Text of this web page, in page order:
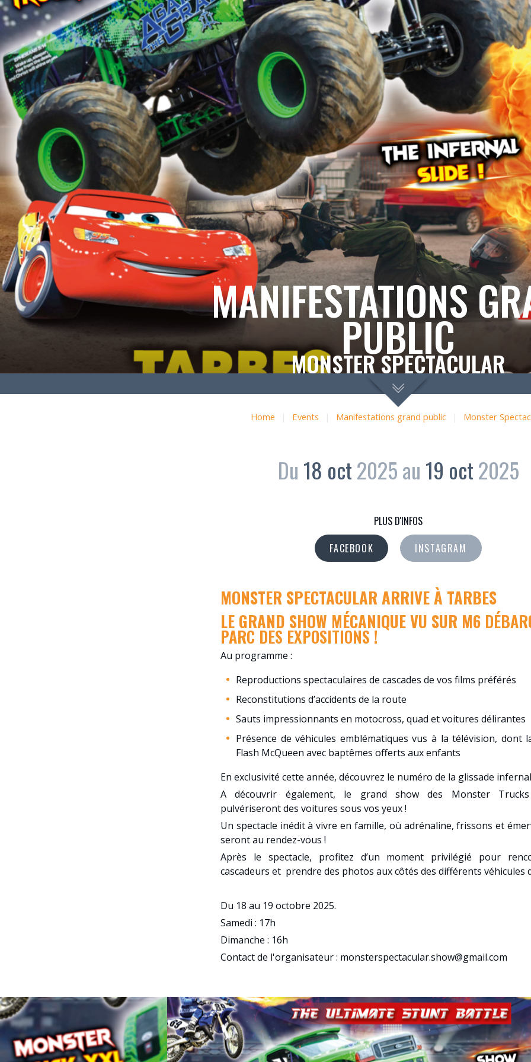
MANIFESTATIONS
PUBLIC
MONSTER SPECTACULAR
Home | Events | Manifestations grand public | Monster
Du 18 oct2025au 19 oct2025
PLUS D'INFOS
FACEBOOK
INSTAGRAM
MONSTER SPECTACULAR ARRIVE À TARBES
LE GRAND SHOW MÉCANIQUE VU SUR M6
PARC DES EXPOSITIONS !
Au programme :
Reproductions spectaculaires de cascades de vos films préférés
Reconstitutions d’accidents de la route
Sauts impressionnants en motocross, quad et voitures délirantes
Présence de véhicules emblématiques vus à la télévision, dont
Flash McQueen avec baptêmes offerts aux enfants
En exclusivité cette année, découvrez le numéro de la glissade
A découvrir également, le grand show des Monster
pulvériseront des voitures sous vos yeux !
Un spectacle inédit à vivre en famille, où adrénaline, frissons et
seront au rendez-vous !
Après le spectacle, profitez d’un moment privilégié pour
cascadeurs et prendre des photos aux côtés des différents véhicules
Du 18 au 19 octobre 2025.
Samedi : 17h
Dimanche : 16h
Contact de l'organisateur : monsterspectacular.show@gmail.com